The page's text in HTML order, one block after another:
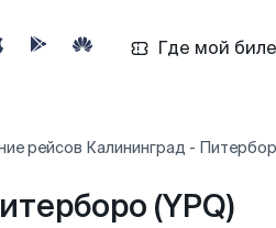
Где мой
рейсов Калининград -
(YPQ)